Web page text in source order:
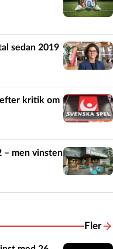
sedan 2019
kritik om
– men vinsten
Fler